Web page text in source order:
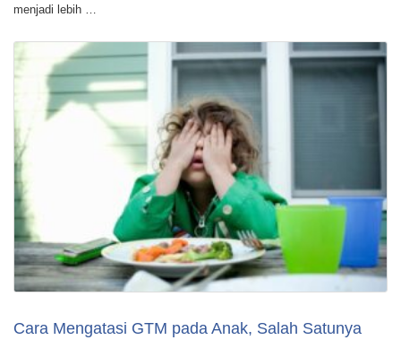
menjadi lebih …
Cara Mengatasi GTM pada Anak, Salah Satunya